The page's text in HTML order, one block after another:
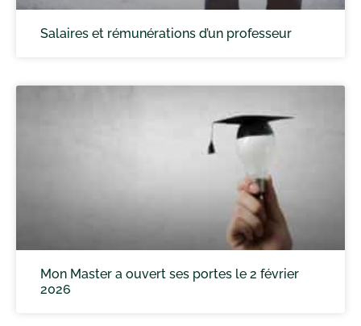
Salaires et rémunérations d’un professeur
Mon Master a ouvert ses portes le 2 février
2026